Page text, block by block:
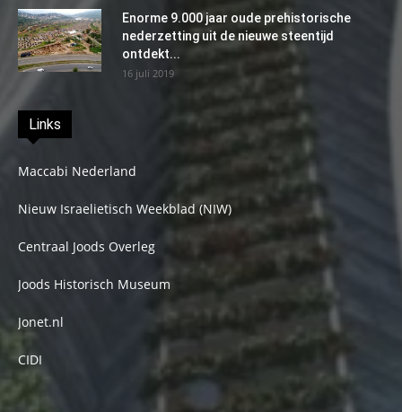
Enorme 9.000 jaar oude prehistorische
nederzetting uit de nieuwe steentijd
ontdekt...
16 juli 2019
Links
Maccabi Nederland
Nieuw Israelietisch Weekblad (NIW)
Centraal Joods Overleg
Joods Historisch Museum
Jonet.nl
CIDI